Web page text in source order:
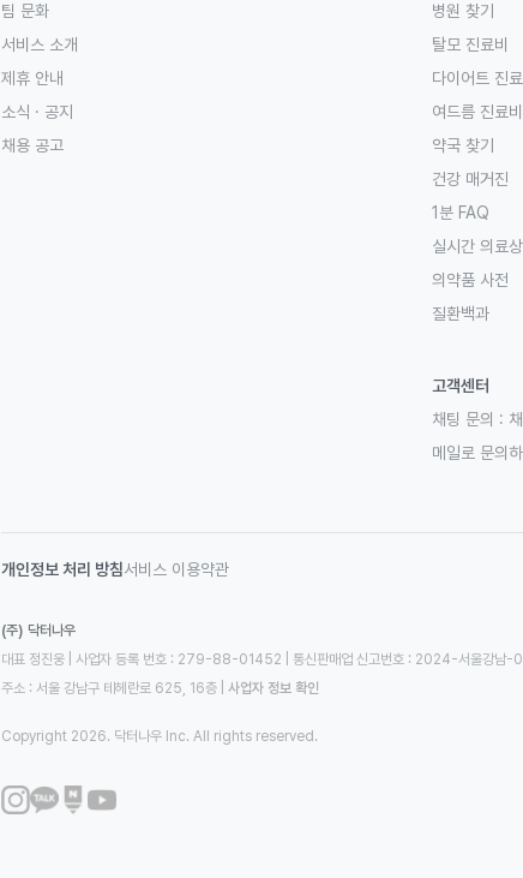
팀 문화
서비스 소개
제휴 안내
소식 · 공지
채용 공고
병원 찾기
탈모 진료비
다이어트 진료
여드름 진료비
약국 찾기
건강 매거진
1분 FAQ
실시간 의료
의약품 사전
질환백과
고객센터
채팅 문의 :
메일로 문의하
개인정보 처리 방침서비스 이용약관
(주) 닥터나우
대표 정진웅 | 사업자 등록 번호 : 279-88-01452 | 통신판매업 신고번호 : 2024-서울강남
주소 : 서울 강남구 테헤란로 625, 16층
사업자 정보 확인
Copyright 2026. 닥터나우 Inc. All rights reserved.